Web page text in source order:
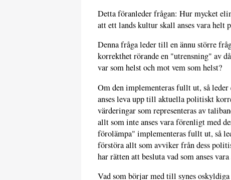
Detta föranleder frågan: Hur mycket
att ett lands kultur skall anses vara helt
Denna fråga leder till en ännu större
korrekthet rörande en "utrensning" av
var som helst och mot vem som helst?
Om den implementeras fullt ut, så
anses leva upp till aktuella politiskt
värderingar som representeras av
allt som inte anses vara förenligt med
förolämpa" implementeras fullt ut, så
förstöra allt som avviker från dess
har rätten att besluta vad som anses vara
Vad som börjar med till synes